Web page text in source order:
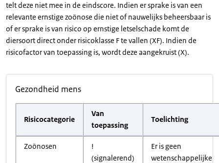
telt deze niet mee in de eindscore. Indien er sprake is van een
relevante ernstige zoönose die niet of nauwelijks beheersbaar is
of er sprake is van risico op ernstige letselschade komt de
diersoort direct onder risicoklasse F te vallen (XF). Indien de
risicofactor van toepassing is, wordt deze aangekruist (X).
Gezondheid mens
Risicocategorie
Van
toepassing
Toelichting
Zoönosen
!
(signalerend)
Er is geen
wetenschappelijke